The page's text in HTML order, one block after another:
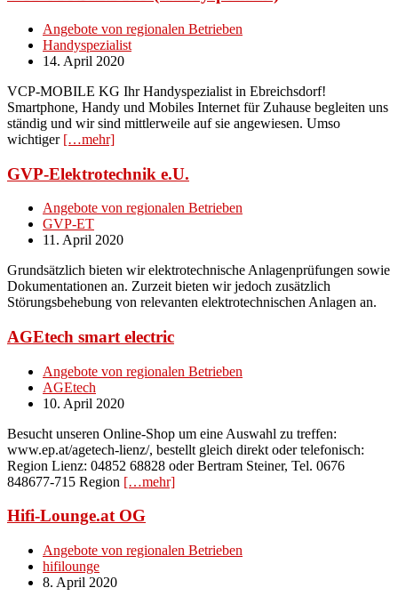
Angebote von regionalen Betrieben
Handyspezialist
14. April 2020
VCP-MOBILE KG Ihr Handyspezialist in Ebreichsdorf!
Smartphone, Handy und Mobiles Internet für Zuhause begleiten uns
ständig und wir sind mittlerweile auf sie angewiesen. Umso
wichtiger […mehr]
GVP-Elektrotechnik e.U.
Angebote von regionalen Betrieben
GVP-ET
11. April 2020
Grundsätzlich bieten wir elektrotechnische Anlagenprüfungen sowie
Dokumentationen an. Zurzeit bieten wir jedoch zusätzlich
Störungsbehebung von relevanten elektrotechnischen Anlagen an.
AGEtech smart electric
Angebote von regionalen Betrieben
AGEtech
10. April 2020
Besucht unseren Online-Shop um eine Auswahl zu treffen:
www.ep.at/agetech-lienz/, bestellt gleich direkt oder telefonisch:
Region Lienz: 04852 68828 oder Bertram Steiner, Tel. 0676
848677-715 Region […mehr]
Hifi-Lounge.at OG
Angebote von regionalen Betrieben
hifilounge
8. April 2020